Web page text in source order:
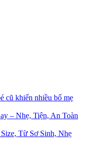
cũ khiến nhiều bố mẹ
– Nhẹ, Tiện, An Toàn
Từ Sơ Sinh, Nhẹ